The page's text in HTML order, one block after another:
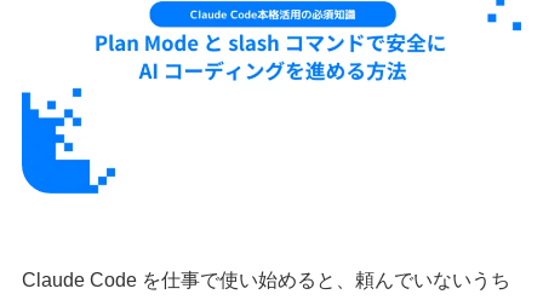
Claude Code を仕事で使い始めると、頼んでいないうち